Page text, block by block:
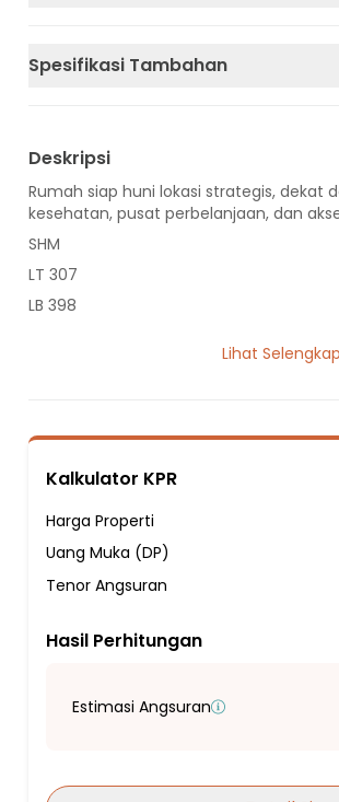
Spesifikasi Tambahan
Deskripsi
Rumah siap huni lokasi strategis, dekat
kesehatan, pusat perbelanjaan, dan
SHM
LT 307
LB 398
Hadap Utara
Fasilitas Sekitar Hunian:
11 Menit ke SD Negeri Cipinang 01
16 Menit ke SD Negeri Cempaka Baru 01
24 Menit ke SD Negeri Kemayoran 01
26 Menit ke SMP Negeri 23 Jakarta Utara
9 Menit ke SMA Labschool Jakarta
Lihat
Kalkulator KPR
Harga Properti
Uang Muka (DP)
Tenor Angsuran
Hasil Perhitungan
Estimasi Angsuran